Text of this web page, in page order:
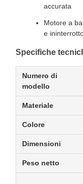
accurata
Motore a
e
Specifiche
Numero di
modello
Materiale
Colore
Dimensioni
Peso netto